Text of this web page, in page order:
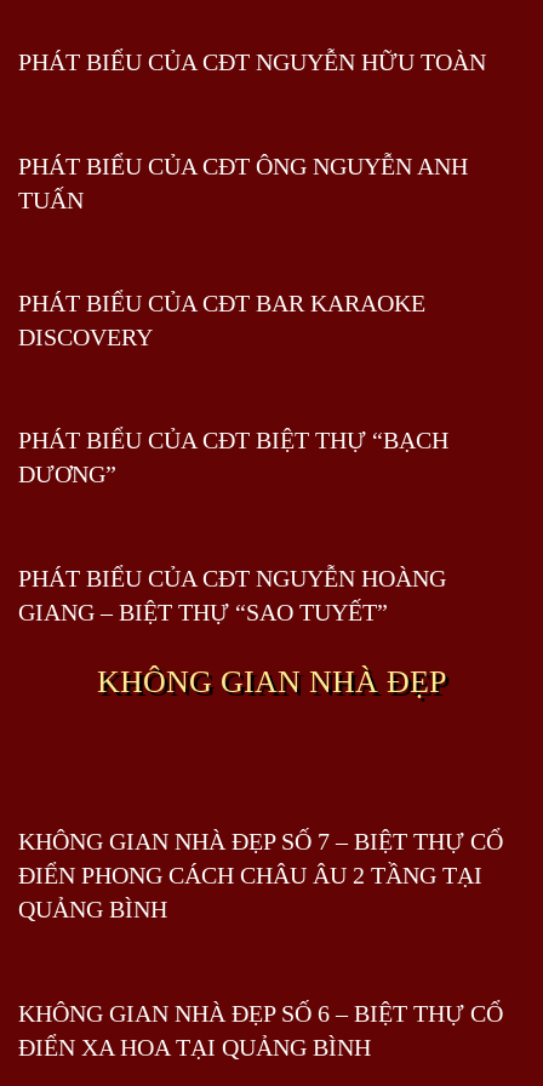
PHÁT BIỂU CỦA CĐT NGUYỄN HỮU TOÀN
PHÁT BIỂU CỦA CĐT ÔNG NGUYỄN ANH
TUẤN
PHÁT BIỂU CỦA CĐT BAR KARAOKE
DISCOVERY
PHÁT BIỂU CỦA CĐT BIỆT THỰ “BẠCH
DƯƠNG”
PHÁT BIỂU CỦA CĐT NGUYỄN HOÀNG
GIANG – BIỆT THỰ “SAO TUYẾT”
KHÔNG GIAN NHÀ ĐẸP
KHÔNG GIAN NHÀ ĐẸP SỐ 7 – BIỆT THỰ CỔ
ĐIỂN PHONG CÁCH CHÂU ÂU 2 TẦNG TẠI
QUẢNG BÌNH
KHÔNG GIAN NHÀ ĐẸP SỐ 6 – BIỆT THỰ CỔ
ĐIỂN XA HOA TẠI QUẢNG BÌNH